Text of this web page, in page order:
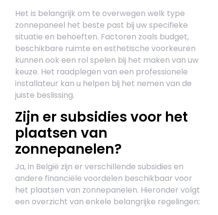
Het is belangrijk om te overwegen welk type
zonnepaneel het beste past bij uw specifieke
situatie en behoeften. Factoren zoals budget,
beschikbare ruimte en esthetische voorkeuren
kunnen ook een rol spelen bij het maken van uw
keuze. Het raadplegen van een professionele
installateur kan u helpen bij het nemen van de
juiste beslissing.
Zijn er subsidies voor het
plaatsen van
zonnepanelen?
Ja, in België zijn er verschillende subsidies en
andere financiële voordelen beschikbaar voor
het plaatsen van zonnepanelen. Hieronder volgt
een overzicht van enkele belangrijke regelingen: